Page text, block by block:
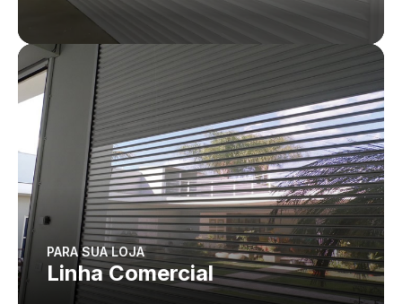
PARA SUA LOJA
Linha Comercial